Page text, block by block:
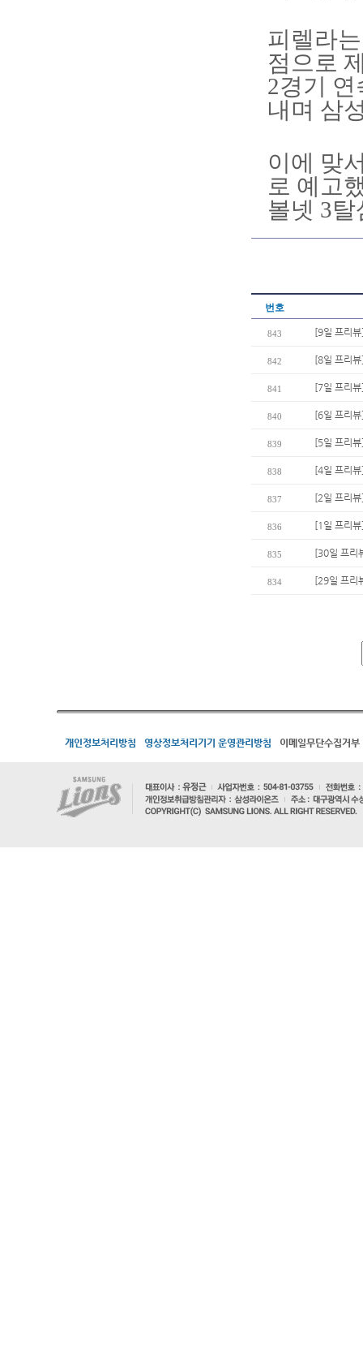
피렐라
점으로
2경기
내며 삼
이에 맞
로 예고
볼넷 3
번호
843 [9일 프리
842 [8일 프리
841 [7일 프리
840 [6일 프리
839 [5일 프리
838 [4일 프리
837 [2일 프리
836 [1일 프리
835 [30일 프리
834 [29일 프리
개인정보처리방침 영상정보처리기기 운영관리방침 이메일무단수집거부